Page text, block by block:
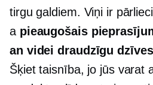
tirgu galdiem. Viņi ir
a pieaugošais
an videi draudzīgu
Šķiet taisnība, jo jūs varat